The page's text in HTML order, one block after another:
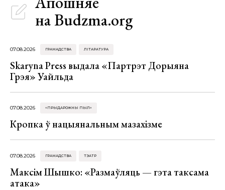
на Budzma.org
07.08.2026 ГРАМАДСТВА ЛІТАРАТУРА
Skaryna Press выдала «Партрэт Дорыяна
Грэя» Уайльда
07.08.2026 «ПРЫДАРОЖНЫ ПЫЛ»
Кропка ў нацыянальным мазахізме
07.08.2026 ГРАМАДСТВА ТЭАТР
Максім Шышко: «Размаўляць — гэта таксама
атака»